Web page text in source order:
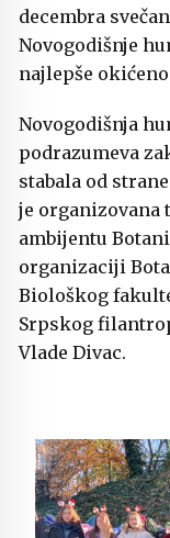
decembra
Novogodišnje
najlepše
Novogodišnja
podrazumeva
stabala od
je organizovana
ambijentu
organizaciji
Biološkog
Srpskog
Vlade Divac.